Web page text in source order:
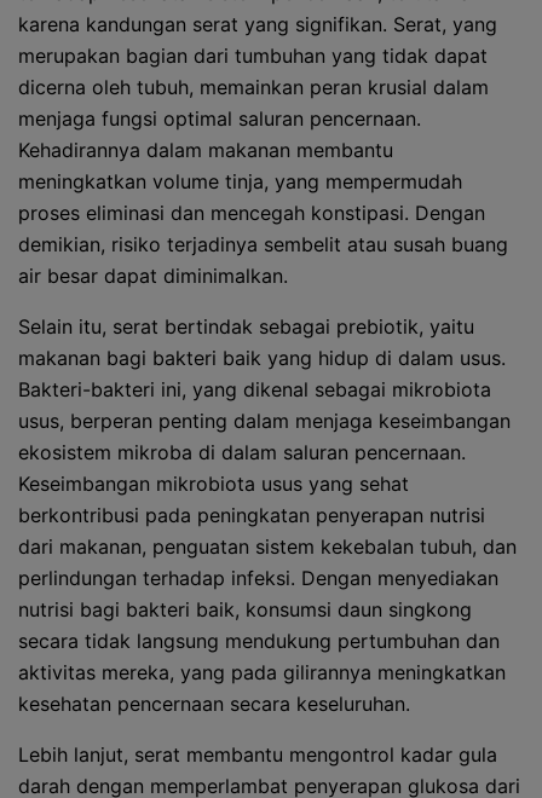
karena kandungan serat yang signifikan. Serat, yang
merupakan bagian dari tumbuhan yang tidak dapat
dicerna oleh tubuh, memainkan peran krusial dalam
menjaga fungsi optimal saluran pencernaan.
Kehadirannya dalam makanan membantu
meningkatkan volume tinja, yang mempermudah
proses eliminasi dan mencegah konstipasi. Dengan
demikian, risiko terjadinya sembelit atau susah buang
air besar dapat diminimalkan.
Selain itu, serat bertindak sebagai prebiotik, yaitu
makanan bagi bakteri baik yang hidup di dalam usus.
Bakteri-bakteri ini, yang dikenal sebagai mikrobiota
usus, berperan penting dalam menjaga keseimbangan
ekosistem mikroba di dalam saluran pencernaan.
Keseimbangan mikrobiota usus yang sehat
berkontribusi pada peningkatan penyerapan nutrisi
dari makanan, penguatan sistem kekebalan tubuh, dan
perlindungan terhadap infeksi. Dengan menyediakan
nutrisi bagi bakteri baik, konsumsi daun singkong
secara tidak langsung mendukung pertumbuhan dan
aktivitas mereka, yang pada gilirannya meningkatkan
kesehatan pencernaan secara keseluruhan.
Lebih lanjut, serat membantu mengontrol kadar gula
darah dengan memperlambat penyerapan glukosa dari